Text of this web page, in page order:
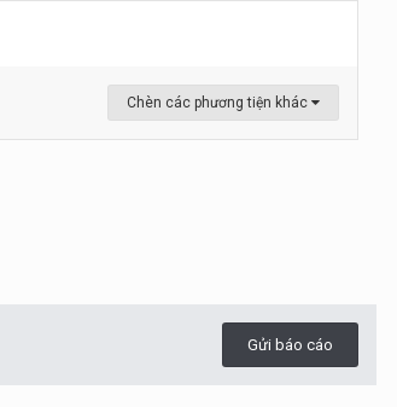
Chèn các phương tiện khác
Gửi báo cáo